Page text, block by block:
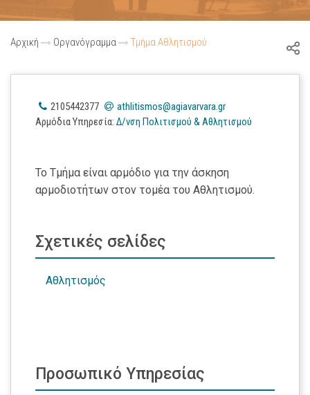
Αρχική Οργανόγραμμα Τμήμα Αθλητισμού
2105442377
athlitismos@agiavarvara.gr
Αρμόδια Υπηρεσία: Δ/νση Πολιτισμού & Αθλητισμού
Το Τμήμα είναι αρμόδιο για την άσκηση
αρμοδιοτήτων στον τομέα του Αθλητισμού.
Σχετικές σελίδες
Αθλητισμός
Προσωπικό Υπηρεσίας